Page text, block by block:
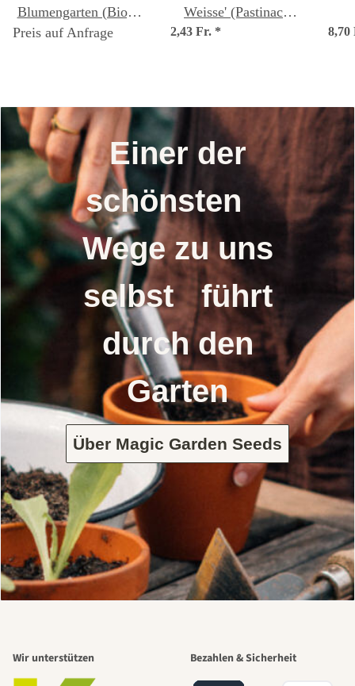
Blumengarten (Bio) -
Samen-Geschenkset
Preis auf Anfrage
Weisse' (Pastinaca
sativa) Bio Saatgut
2,43 Fr. *
Einer der
schönsten
Wege zu uns
selbst führt
durch den
Garten
Über Magic Garden Seeds
Wir unterstützen Bezahlen & Sicherheit